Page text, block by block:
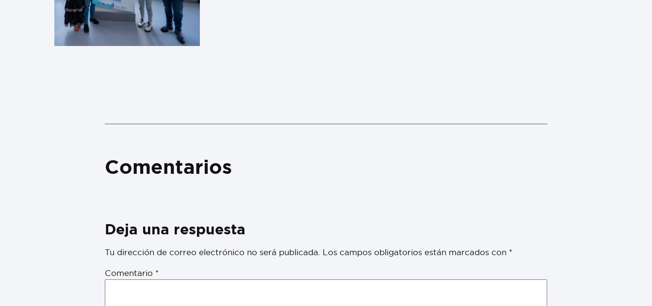
Comentarios
Deja una respuesta
Tu dirección de correo electrónico no será publicada. Los campos obligatorios están marcados con *
Comentario *